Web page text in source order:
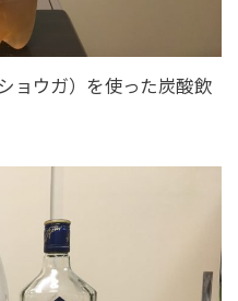
ョウガ）を使った炭酸飲